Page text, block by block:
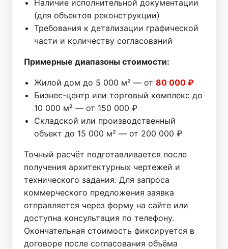
Наличие исполнительной документации
(для объектов реконструкции)
Требования к детализации графической
части и количеству согласований
Примерные диапазоны стоимости:
Жилой дом до 5 000 м² — от 80 000 ₽
Бизнес-центр или торговый комплекс до
10 000 м² — от 150 000 ₽
Складской или производственный
объект до 15 000 м² — от 200 000 ₽
Точный расчёт подготавливается после
получения архитектурных чертежей и
технического задания. Для запроса
коммерческого предложения заявка
отправляется через форму на сайте или
доступна консультация по телефону.
Окончательная стоимость фиксируется в
договоре после согласования объёма